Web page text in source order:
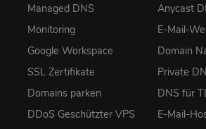
Managed DNS
Monitoring
Google Workspace
SSL Zertifikate
Domains parken
DDoS Geschützter VPS
Anycast
E-Mail-
Domain
Private
DNS für
E-Mail-